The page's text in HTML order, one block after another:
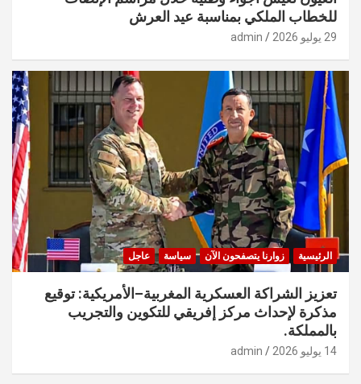
للخطاب الملكي بمناسبة عيد العرش
29 يوليو 2026 admin
الرئيسية زوارنا يتصفحون الآن سياسة عاجل
تعزيز الشراكة العسكرية المغربية–الأمريكية: توقيع
مذكرة لإحداث مركز إفريقي للتكوين والتجريب
بالمملكة.
14 يوليو 2026 admin